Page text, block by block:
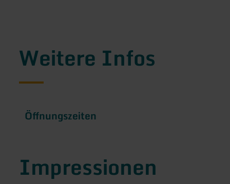
Weitere Infos
Öffnungszeiten
Impressionen